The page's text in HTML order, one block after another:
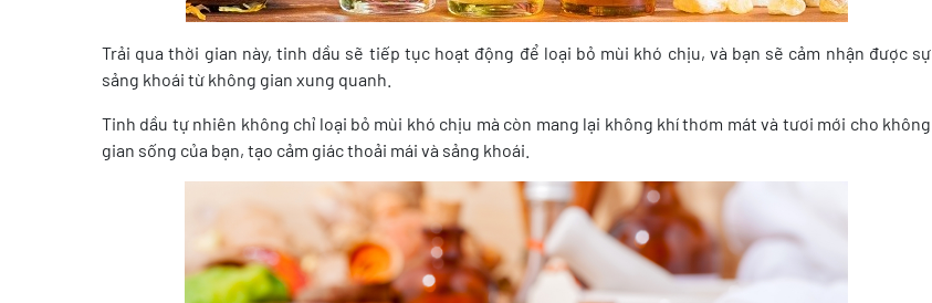
Trải qua thời gian này, tinh dầu sẽ tiếp tục hoạt động để loại bỏ mùi khó chịu, và bạn sẽ cảm nhận được sự
sảng khoái từ không gian xung quanh.
Tinh dầu tự nhiên không chỉ loại bỏ mùi khó chịu mà còn mang lại không khí thơm mát và tươi mới cho không
gian sống của bạn, tạo cảm giác thoải mái và sảng khoái.